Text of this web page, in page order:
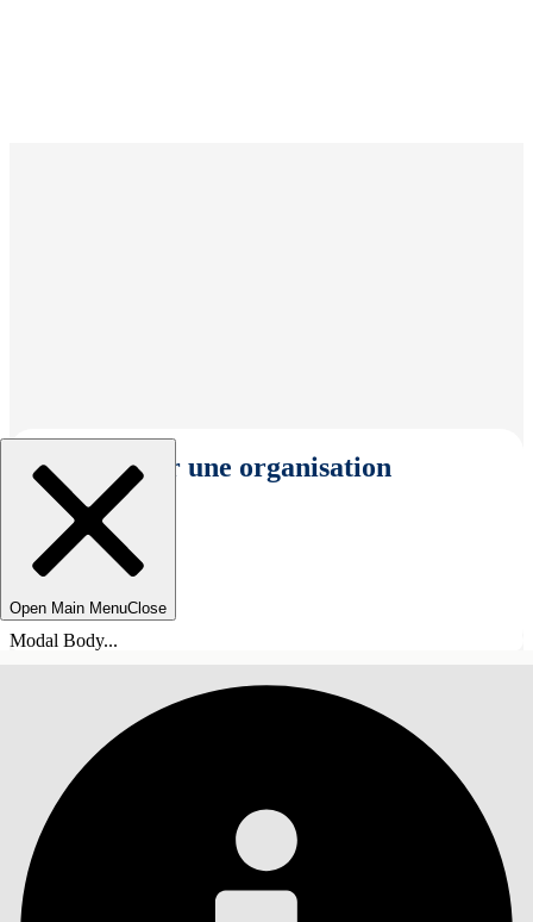
Sélectionner une organisation
Open Main MenuClose
Modal Body...
TABLE DES MATIÈRES